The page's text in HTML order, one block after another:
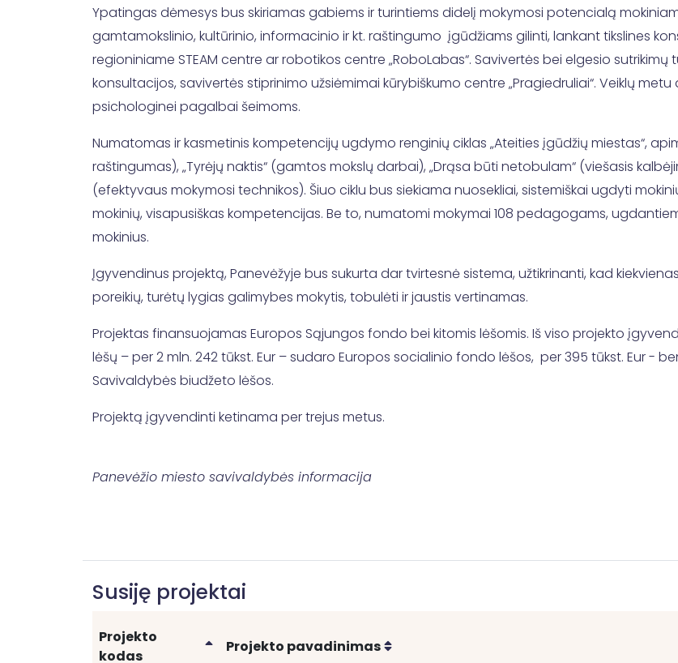
Ypatingas dėmesys bus skiriamas gabiems ir turintiems didelį mokymosi potencialą
gamtamokslinio, kultūrinio, informacinio ir kt. raštingumo įgūdžiams gilinti, lankant tikslines
regioniniame STEAM centre ar robotikos centre „RoboLabas“. Savivertės bei elgesio
konsultacijos, savivertės stiprinimo užsiėmimai kūrybiškumo centre „Pragiedruliai“. Veiklų
psichologinei pagalbai šeimoms.
Numatomas ir kasmetinis kompetencijų ugdymo renginių ciklas „Ateities įgūdžių miestas“,
raštingumas), „Tyrėjų naktis“ (gamtos mokslų darbai), „Drąsa būti netobulam“ (viešasis
(efektyvaus mokymosi technikos). Šiuo ciklu bus siekiama nuosekliai, sistemiškai ugdyti
mokinių, visapusiškas kompetencijas. Be to, numatomi mokymai 108 pedagogams,
mokinius.
Įgyvendinus projektą, Panevėžyje bus sukurta dar tvirtesnė sistema, užtikrinanti, kad
poreikių, turėtų lygias galimybes mokytis, tobulėti ir jaustis vertinamas.
Projektas finansuojamas Europos Sąjungos fondo bei kitomis lėšomis. Iš viso projekto
lėšų – per 2 mln. 242 tūkst. Eur – sudaro Europos socialinio fondo lėšos, per 395 tūkst. Eur -
Savivaldybės biudžeto lėšos.
Projektą įgyvendinti ketinama per trejus metus.
Panevėžio miesto savivaldybės informacija
Susiję projektai
Projekto
kodas
Rikiuoti
Projekto pavadinimas Rikiuoti